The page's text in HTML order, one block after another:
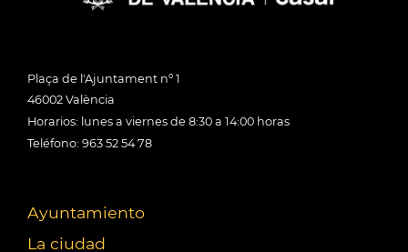
Plaça de l'Ajuntament nº 1
46002 València
Horarios: lunes a viernes de 8:30 a 14:00 horas
Teléfono: 963 52 54 78
Ayuntamiento
La ciudad